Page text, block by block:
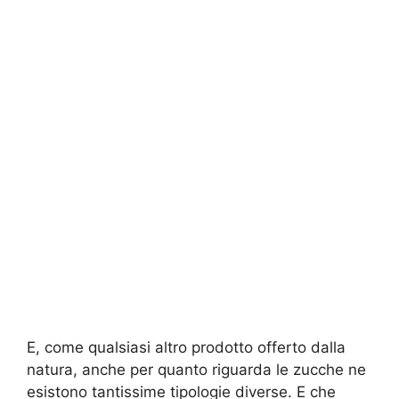
E, come qualsiasi altro prodotto offerto dalla
natura, anche per quanto riguarda le zucche ne
esistono tantissime tipologie diverse. E che